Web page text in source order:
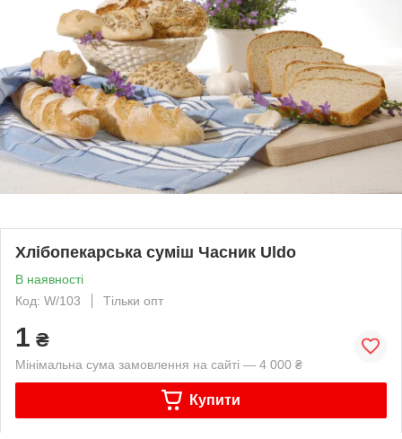
Хлібопекарська суміш Часник Uldo
В наявності
Код: W/103
Тільки опт
1 ₴
Мінімальна сума замовлення на сайті — 4 000 ₴
Купити